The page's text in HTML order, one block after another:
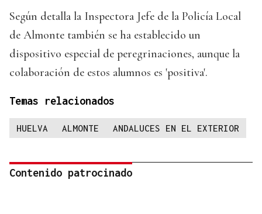
Según detalla la Inspectora Jefe de la Policía Local
de Almonte también se ha establecido un
dispositivo especial de peregrinaciones, aunque la
colaboración de estos alumnos es 'positiva'.
Temas relacionados
HUELVA ALMONTE ANDALUCES EN EL EXTERIOR
Contenido patrocinado